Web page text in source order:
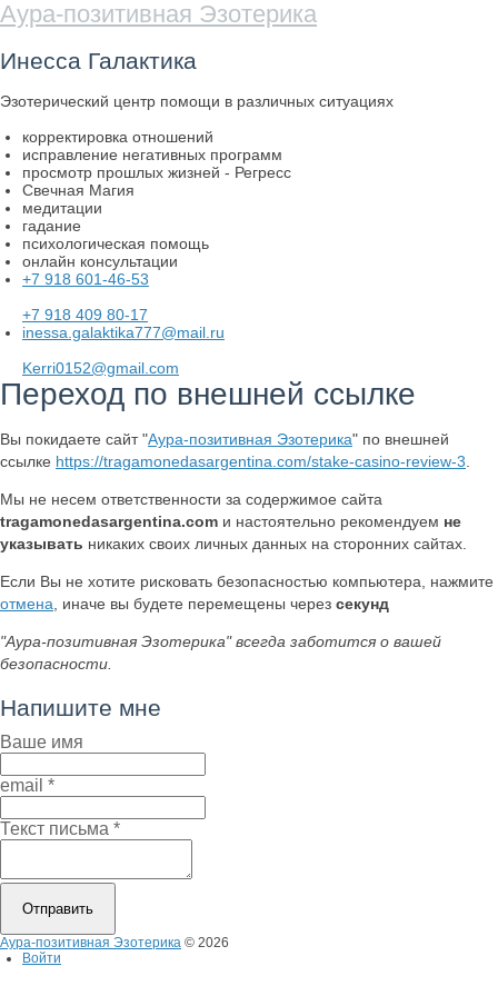
Аура-позитивная Эзотерика
Инесса Галактика
Эзотерический центр помощи в различных ситуациях
корректировка отношений
исправление негативных программ
просмотр прошлых жизней - Регресс
Свечная Магия
медитации
гадание
психологическая помощь
онлайн консультации
+7 918 601-46-53
+7 918 409 80-17
inessa.galaktika777@mail.ru
Kerri0152@gmail.com
Переход по внешней ссылке
Вы покидаете сайт "Аура-позитивная Эзотерика" по внешней
ссылке https://tragamonedasargentina.com/stake-casino-review-3.
Мы не несем ответственности за содержимое сайта
tragamonedasargentina.com и настоятельно рекомендуем не
указывать никаких своих личных данных на сторонних сайтах.
Если Вы не хотите рисковать безопасностью компьютера, нажмите
отмена, иначе вы будете перемещены через секунд
"Аура-позитивная Эзотерика" всегда заботится о вашей
безопасности.
Напишите мне
Ваше имя
email *
Текст письма *
Аура-позитивная Эзотерика © 2026
Войти